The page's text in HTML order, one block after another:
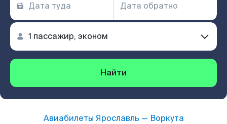
Найти
Авиабилеты Ярославль — Воркута